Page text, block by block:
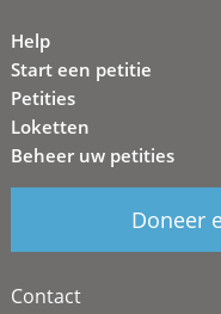
Help
Start een petitie
Petities
Loketten
Beheer uw petities
Doneer
Contact